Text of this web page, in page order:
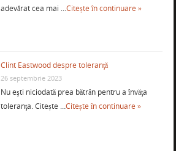
adevărat cea mai …Citește în continuare »
Clint Eastwood despre toleranţă
26 septembrie 2023
Nu eşti niciodată prea bătrân pentru a învăţa
toleranţa. Citește …Citește în continuare »